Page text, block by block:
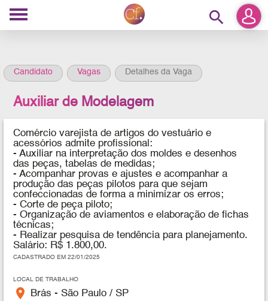
search
Candidato Vagas Detalhes da Vaga
Auxiliar de Modelagem
Comércio varejista de artigos do vestuário e
acessórios admite profissional:
- Auxiliar na interpretação dos moldes e desenhos
das peças, tabelas de medidas;
- Acompanhar provas e ajustes e acompanhar a
produção das peças pilotos para que sejam
confeccionadas de forma a minimizar os erros;
- Corte de peça piloto;
- Organização de aviamentos e elaboração de fichas
técnicas;
- Realizar pesquisa de tendência para planejamento.
Salário: R$ 1.800,00.
CADASTRADO EM 22/01/2025
LOCAL DE TRABALHO
place Brás - São Paulo / SP